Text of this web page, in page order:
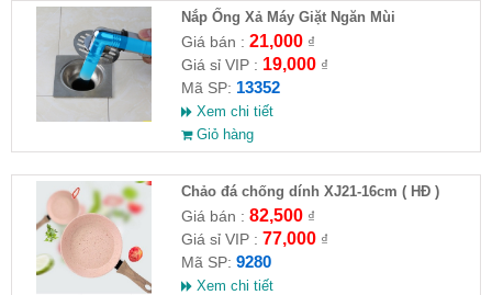
Nắp Ống Xả Máy Giặt Ngăn Mùi
Giá bán : 21,000₫
Giá sỉ VIP : 19,000₫
Mã SP: 13352
Xem chi tiết
Giỏ hàng
Chảo đá chống dính XJ21-16cm ( HĐ )
Giá bán : 82,500₫
Giá sỉ VIP : 77,000₫
Mã SP: 9280
Xem chi tiết